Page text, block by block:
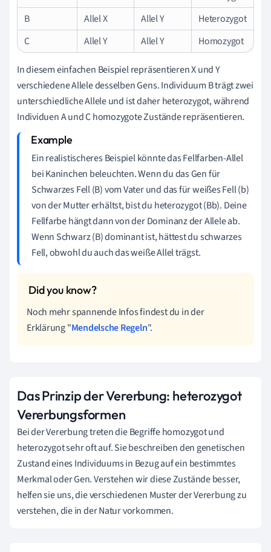
B
Allel X Allel Y
Heterozygot
C
Allel Y Allel Y Homozygot
In diesem einfachen Beispiel repräsentieren X und Y
verschiedene Allele desselben Gens. Individuum B trägt zwei
unterschiedliche Allele und ist daher heterozygot, während
Individuen A und C homozygote Zustände repräsentieren.
Ein realistischeres Beispiel könnte das Fellfarben-Allel
bei Kaninchen beleuchten. Wenn du das Gen für
Schwarzes Fell (B) vom Vater und das für weißes Fell (b)
von der Mutter erhältst, bist du heterozygot (Bb). Deine
Fellfarbe hängt dann von der Dominanz der Allele ab.
Wenn Schwarz (B) dominant ist, hättest du schwarzes
Fell, obwohl du auch das weiße Allel trägst.
Noch mehr spannende Infos findest du in der
Erklärung "Mendelsche Regeln".
Das Prinzip der Vererbung: heterozygot
Vererbungsformen
Bei der Vererbung treten die Begriffe homozygot und
heterozygot sehr oft auf. Sie beschreiben den genetischen
Zustand eines Individuums in Bezug auf ein bestimmtes
Merkmal oder Gen. Verstehen wir diese Zustände besser,
helfen sie uns, die verschiedenen Muster der Vererbung zu
verstehen, die in der Natur vorkommen.